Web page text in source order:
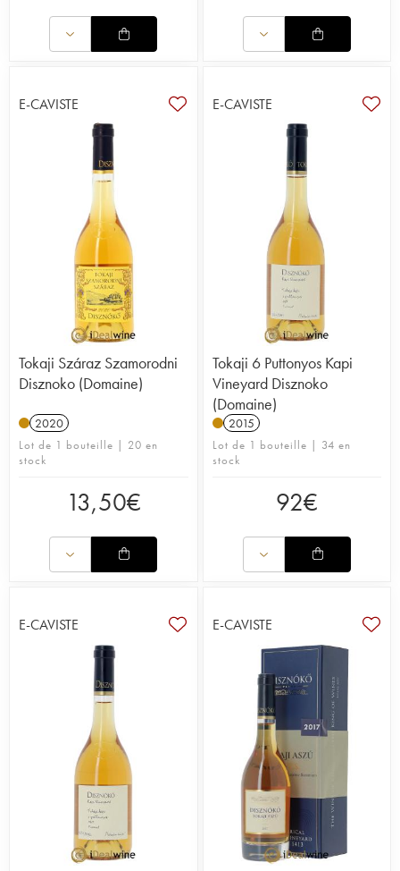
E-CAVISTE
Tokaji Száraz Szamorodni
Disznoko (Domaine)
2020
Lot de 1 bouteille | 20 en
stock
13,50€
E-CAVISTE
Tokaji 6 Puttonyos Kapi
Vineyard Disznoko
(Domaine)
2015
Lot de 1 bouteille | 34 en
stock
92€
E-CAVISTE E-CAVISTE